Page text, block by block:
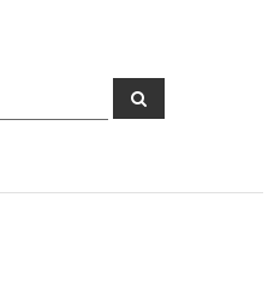
S
e